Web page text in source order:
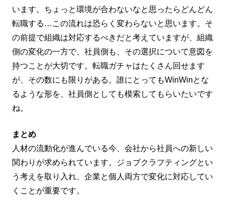
います。ちょっと環境が合わないなと思ったらどんどん
転職する…この流れは恐らく変わらないと思います。そ
の前提で組織は対応するべきだと考えていますが、組織
側の変化の一方で、社員側も、その選択について意図を
持つことが大切です。転職ガチャはたくさん回せます
が、その数にも限りがある。誰にとってもWinWinとな
るような形を、社員側としても模索してもらいたいです
ね。
まとめ
人材の流動化が進んでいる今、会社から社員への新しい
関わりが求められています。ジョブクラフティングとい
う考えを取り入れ、企業と個人両方で変化に対応してい
くことが重要です。